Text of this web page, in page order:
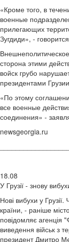
«Кроме того, в
военные
прилегающих
Зугдиди», -
сторона этими
войск грубо
президентами
«По этому
все военные
соединения» -
newsgeorgia.ru
18.08
У Грузії - знову
Нові вибухи у
країни, - раніше
повідомляє агенція
виведення військ з
президент Дмитро